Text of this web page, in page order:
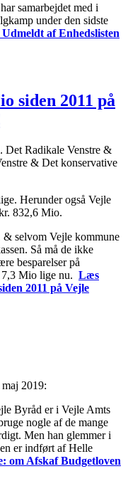
samarbejdet med i
under den sidste
Udmeldt af Enhedslisten
siden 2011 på
Det Radikale Venstre &
& Det konservative
Herunder også Vejle
832,6 Mio.
selvom Vejle kommune
Så må de ikke
besparelser på
Mio lige nu. Læs
2011 på Vejle
2019:
Byråd er i Vejle Amts
nogle af de mange
Men han glemmer i
er indført af Helle
om Afskaf Budgetloven